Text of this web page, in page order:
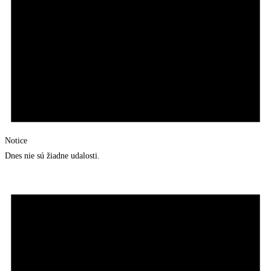
Notice
Dnes nie sú žiadne udalosti.